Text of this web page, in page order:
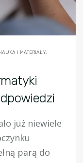
I MATERIAŁY.
już niewiele
parą do